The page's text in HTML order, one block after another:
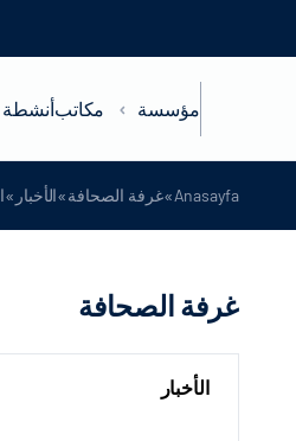
مؤسسة مكاتبأنشطة
Anasayfa
»غرفة الصحافة»الأخبار »
غرفة الصحافة
الأخبار